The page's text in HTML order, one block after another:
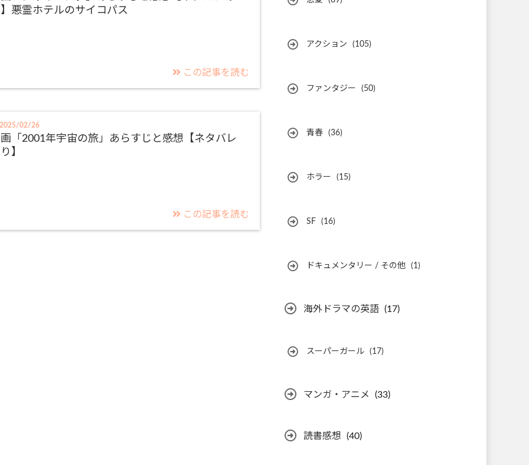
悪霊ホテルのサイコパス
この記事を読む
02/26
「2001年宇宙の旅」あらすじと感想【ネタバレ
】
この記事を読む
アクション (105)
ファンタジー (50)
青春 (36)
ホラー (15)
SF (16)
ドキュメンタリー / その他 (1)
海外ドラマの英語 (17)
スーパーガール (17)
マンガ・アニメ (33)
読書感想 (40)